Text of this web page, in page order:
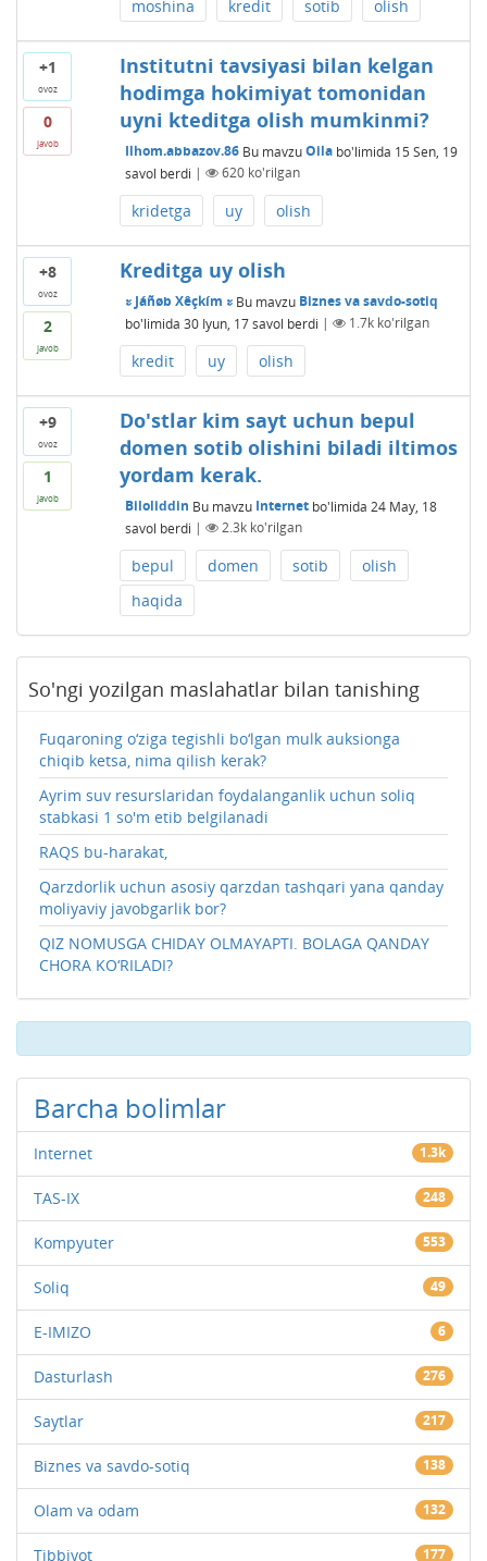
moshina kredit sotib olish
+1
ovoz
0
javob
Institutni tavsiyasi bilan kelgan
hodimga hokimiyat tomonidan
uyni kteditga olish mumkinmi?
Ilhom.abbazov.86 Bu mavzuOilabo'limida 15 Sen, 19
savol berdi | 620ko'rilgan
kridetga uy olish
+8
ovoz
2
javob
Kreditga uy olish
ะ Jáñøb Xêçkím ะ Bu mavzu Biznes va savdo-sotiq
bo'limida 30 Iyun, 17 savol berdi | 1.7kko'rilgan
kredit uy olish
+9
ovoz
1
javob
Do'stlar kim sayt uchun bepul
domen sotib olishini biladi iltimos
yordam kerak.
Biloliddin Bu mavzu Internetbo'limida 24 May, 18
savol berdi | 2.3kko'rilgan
bepul domen sotib
olish
haqida
So'ngi yozilgan maslahatlar bilan tanishing
Fuqaroning o‘ziga tegishli bo‘lgan mulk auksionga
chiqib ketsa, nima qilish kerak?
Ayrim suv resurslaridan foydalanganlik uchun soliq
stabkasi 1 so'm etib belgilanadi
RAQS bu-harakat,
Qarzdorlik uchun asosiy qarzdan tashqari yana qanday
moliyaviy javobgarlik bor?
QIZ NOMUSGA CHIDAY OLMAYAPTI. BOLAGA QANDAY
CHORA KO‘RILADI?
Barcha bolimlar
Internet 1.3k
TAS-IX 248
Kompyuter 553
Soliq 49
E-IMIZO 6
Dasturlash 276
Saytlar 217
Biznes va savdo-sotiq 138
Olam va odam 132
Tibbiyot 177